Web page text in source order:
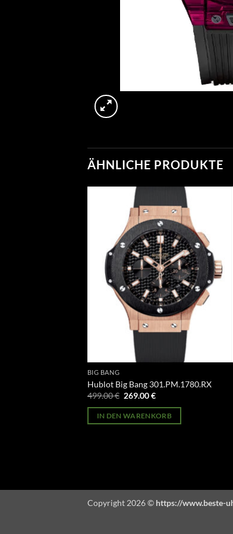
ÄHNLICHE PRODUKTE
BIG BANG
Hublot Big Bang 301.PM.1780.RX
499.00€ Ursprünglicher
war:
499.00 €
269.00€Aktueller
ist:
269.00 €.
IN DEN WARENKORB
Copyright 2026 © https://www.beste-